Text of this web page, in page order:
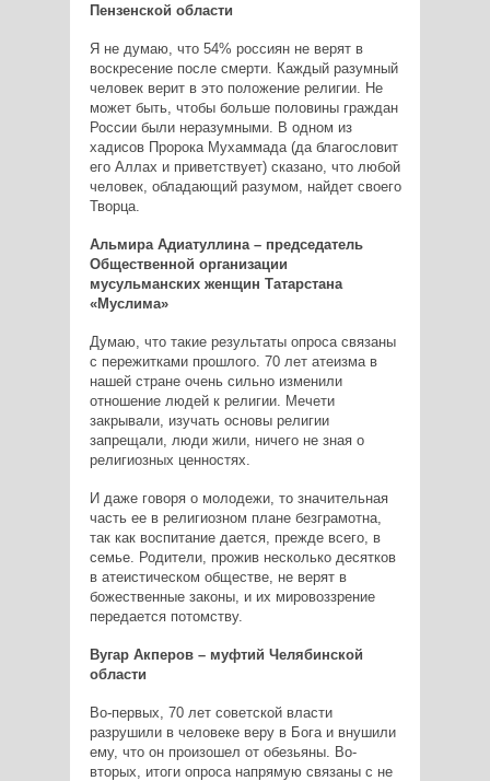
Пензенской области
Я не думаю, что 54% россиян не верят в
воскресение после смерти. Каждый разумный
человек верит в это положение религии. Не
может быть, чтобы больше половины граждан
России были неразумными. В одном из
хадисов Пророка Мухаммада (да благословит
его Аллах и приветствует) сказано, что любой
человек, обладающий разумом, найдет своего
Творца.
Альмира Адиатуллина – председатель
Общественной организации
мусульманских женщин Татарстана
«Муслима»
Думаю, что такие результаты опроса связаны
с пережитками прошлого. 70 лет атеизма в
нашей стране очень сильно изменили
отношение людей к религии. Мечети
закрывали, изучать основы религии
запрещали, люди жили, ничего не зная о
религиозных ценностях.
И даже говоря о молодежи, то значительная
часть ее в религиозном плане безграмотна,
так как воспитание дается, прежде всего, в
семье. Родители, прожив несколько десятков
в атеистическом обществе, не верят в
божественные законы, и их мировоззрение
передается потомству.
Вугар Акперов – муфтий Челябинской
области
Во-первых, 70 лет советской власти
разрушили в человеке веру в Бога и внушили
ему, что он произошел от обезьяны. Во-
вторых, итоги опроса напрямую связаны с не